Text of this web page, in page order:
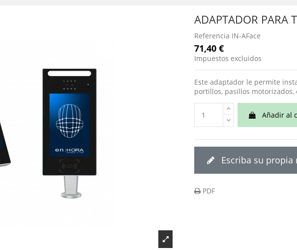
ADAPTADOR PARA
Referencia IN-AFace
71,40 €
Impuestos excluidos
Este adaptador le permite
portillos, pasillos motorizados,
Añadir al
Escriba su propia
PDF